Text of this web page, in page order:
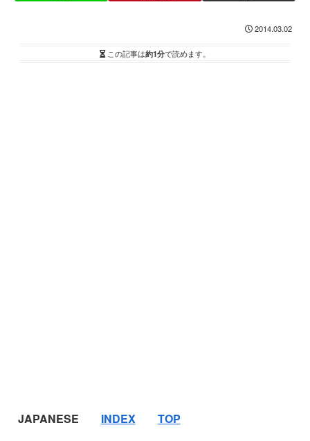
2014.03.02
この記事は約1分で読めます。
JAPANESE INDEX TOP